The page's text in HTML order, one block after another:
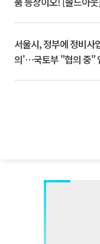
서울시, 정부에 정비사
의'⋯국토부 "협의 중"